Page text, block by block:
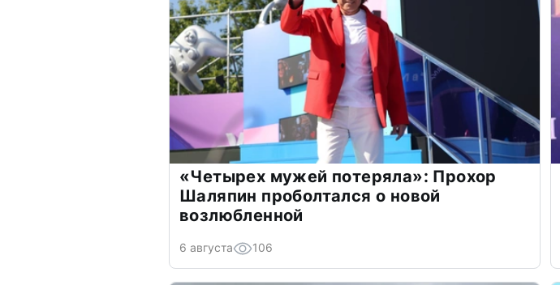
«Четырех мужей потеряла»: Прохор
Шаляпин проболтался о новой
возлюбленной
6 августа 106